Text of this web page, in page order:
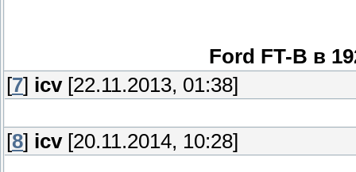
Ford FT-B в
[7] icv[22.11.2013, 01:38]
[8] icv[20.11.2014, 10:28]